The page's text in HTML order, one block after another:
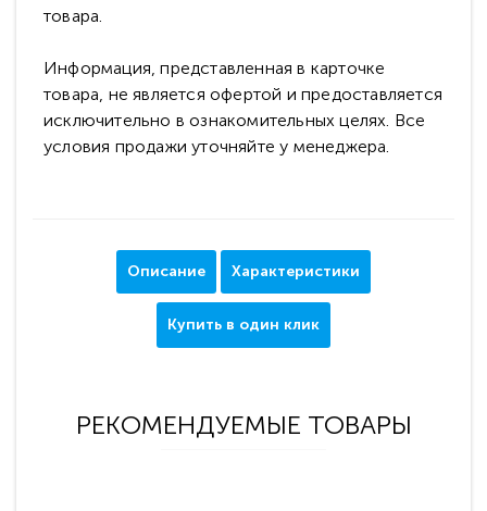
товара.
Информация, представленная в карточке
товара, не является офертой и предоставляется
исключительно в ознакомительных целях. Все
условия продажи уточняйте у менеджера.
Описание Характеристики
Купить в один клик
РЕКОМЕНДУЕМЫЕ ТОВАРЫ